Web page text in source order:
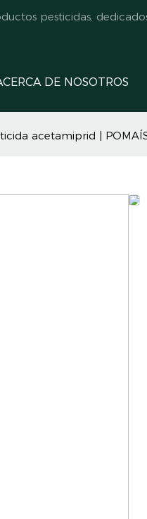
pesticidas,
DE NOSOTROS
acetamiprid |